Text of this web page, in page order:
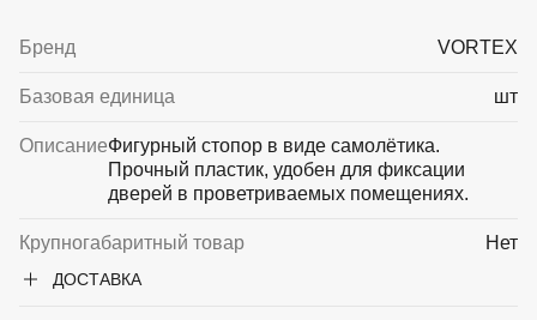
ХОЗ ТОВАРЫ
Sale Новинки
Бренд VORTEX
Базовая единица шт
ОписаниеФигурный стопор в виде самолётика.
Прочный пластик, удобен для фиксации
дверей в проветриваемых помещениях.
Крупногабаритный товар Нет
ДОСТАВКА